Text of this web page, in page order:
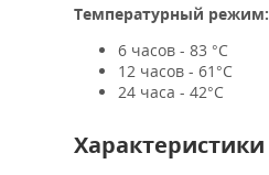
Температурный режим:
6 часов - 83 °С
12 часов - 61°С
24 часа - 42°С
Характеристики